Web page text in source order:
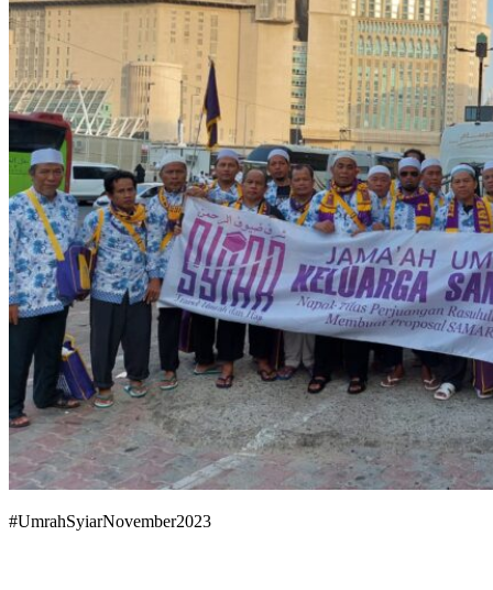
#UmrahSyiarNovember2023